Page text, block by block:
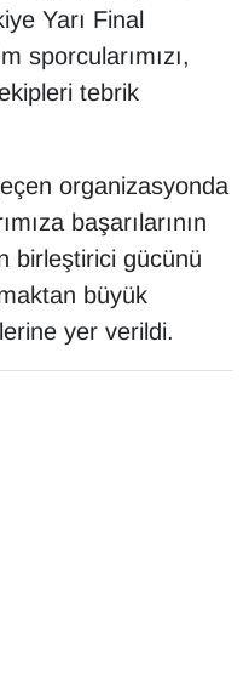
Yarı Final
sporcularımızı,
tebrik
organizasyonda
başarılarının
birleştirici gücünü
büyük
yer verildi.